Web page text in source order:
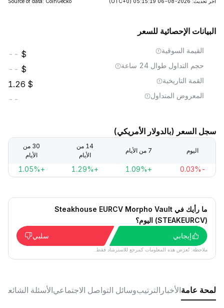
البيانات الإحصائية للسعر
القيمة السوقية --
حجم التداول طوال 24 ساعة --
القمة التاريخية 1.26
المعروض المتداول --
سجل السعر (بالدولار الأمريكي)
اليوم 7 من الأيام
14 من
الأيام
30 من
الأيام
-0.03%
+1.09%
+1.29%
+1.05%
ما رأيك في Steakhouse EURCV Morpho Vault
(STEAKEURCV) اليوم؟
إيجابي
سلبي
ملاحظة: تُعرَض هذه المعلومات كمرجع للاسترشاد فقط.
لمحة عامةالأخبار الترتيبوسائل التواصل الاجتماعيالأسئلة الشائعة